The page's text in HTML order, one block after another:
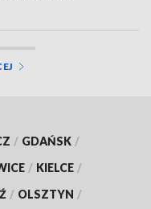
/ GDAŃSK /
/ KIELCE /
/ OLSZTYN /